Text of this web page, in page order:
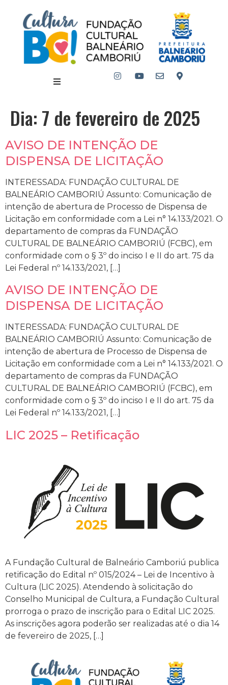
Dia: 7 de fevereiro de 2025
AVISO DE INTENÇÃO DE
DISPENSA DE LICITAÇÃO
INTERESSADA: FUNDAÇÃO CULTURAL DE
BALNEÁRIO CAMBORIÚ Assunto: Comunicação de
intenção de abertura de Processo de Dispensa de
Licitação em conformidade com a Lei n° 14.133/2021. O
departamento de compras da FUNDAÇÃO
CULTURAL DE BALNEÁRIO CAMBORIÚ (FCBC), em
conformidade com o § 3º do inciso I e II do art. 75 da
Lei Federal nº 14.133/2021, […]
AVISO DE INTENÇÃO DE
DISPENSA DE LICITAÇÃO
INTERESSADA: FUNDAÇÃO CULTURAL DE
BALNEÁRIO CAMBORIÚ Assunto: Comunicação de
intenção de abertura de Processo de Dispensa de
Licitação em conformidade com a Lei n° 14.133/2021. O
departamento de compras da FUNDAÇÃO
CULTURAL DE BALNEÁRIO CAMBORIÚ (FCBC), em
conformidade com o § 3º do inciso I e II do art. 75 da
Lei Federal nº 14.133/2021, […]
LIC 2025 – Retificação
A Fundação Cultural de Balneário Camboriú publica
retificação do Edital nº 015/2024 – Lei de Incentivo à
Cultura (LIC 2025). Atendendo à solicitação do
Conselho Municipal de Cultura, a Fundação Cultural
prorroga o prazo de inscrição para o Edital LIC 2025.
As inscrições agora poderão ser realizadas até o dia 14
de fevereiro de 2025, […]